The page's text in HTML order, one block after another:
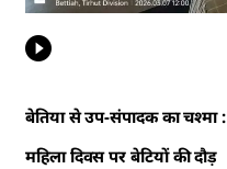
बेतिया से उप-संपादक का चश्मा :
महिला दिवस पर बेटियों की दौड़